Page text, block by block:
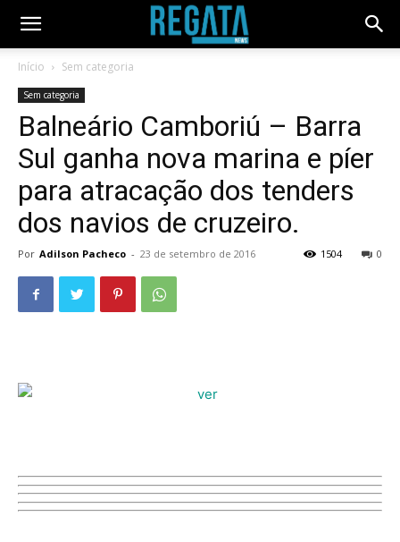
Início Sem categoria
Sem categoria
Balneário Camboriú – Barra
Sul ganha nova marina e píer
para atracação dos tenders
dos navios de cruzeiro.
Por Adilson Pacheco - 23 de setembro de 2016 0
1504